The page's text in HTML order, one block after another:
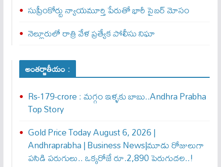
సుప్రీంకోర్టు న్యాయమూర్తి పేరుతో భారీ సైబర్ మోసం
నెల్లూరులో రాత్రి వేళ ప్రత్యేక పోలీసు నిఘా
అంతర్జాతీయం :
Rs-179-crore : మ‌గ్గం ఇళ్ళ‌కు బాబు..Andhra Prabha
Top Story
Gold Price Today August 6, 2026 |
Andhraprabha | Business News|మూడు రోజులుగా
పసిడి పరుగులు.. ఒక్కరోజే రూ.2,890 పెరుగుద‌ల‌..!